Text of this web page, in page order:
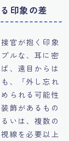
印象の差
官が抱く印象
ルな、耳に密
、遠目からは
、「外し忘れ
られる可能性
飾があるもの
いは、複数の
線を必要以上